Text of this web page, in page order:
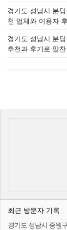
경기도 성남시 분
천 업체와 이용자
경기도 성남시 분
추천과 후기로 알
최근 방문자 기록
경기도 성남시 중원